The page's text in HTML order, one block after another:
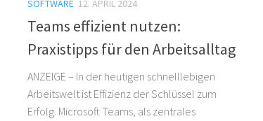
SOFTWARE 12. APRIL 2024
Teams effizient nutzen:
Praxistipps für den Arbeitsalltag
ANZEIGE – In der heutigen schnelllebigen
Arbeitswelt ist Effizienz der Schlüssel zum
Erfolg. Microsoft Teams, als zentrales